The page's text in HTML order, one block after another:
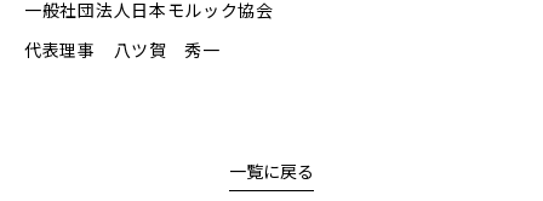
一般社団法人日本モルック協会
代表理事 八ツ賀 秀一
一覧に戻る